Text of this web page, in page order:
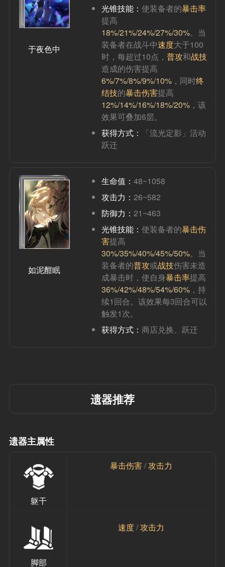
于夜色中
光锥技能：使装备者的暴击率
提高
18%/21%/24%/27%/30%。当
装备者在战斗中速度大于100
时，每超过10点，普攻和战技
造成的伤害提高
6%/7%/8%/9%/10% ，同时终
结技的暴击伤害提高
12%/14%/16%/18%/20% ，该
效果可叠加6层。
获得方式：
「流光定影」活动
跃迁
如泥酣眠
生命值：48~1058
攻击力：26~582
防御力：21~463
光锥技能：使装备者的暴击伤
害提高
30%/35%/40%/45%/50%。当
装备者的普攻或战技伤害未造
成暴击时，使自身暴击率提高
36%/42%/48%/54%/60% ，持
续1回合。该效果每3回合可以
触发1次。
获得方式：商店兑换、跃迁
遗器推荐
遗器主属性
躯干
暴击伤害 / 攻击力
脚部
速度 / 攻击力